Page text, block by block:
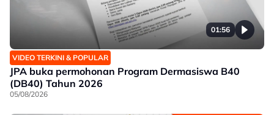
01:56
VIDEO TERKINI & POPULAR
JPA buka permohonan Program Dermasiswa B40
(DB40) Tahun 2026
05/08/2026